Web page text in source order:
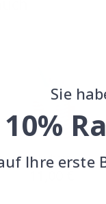
- Rosa Einhorn
Sie
10%
Ihre erste